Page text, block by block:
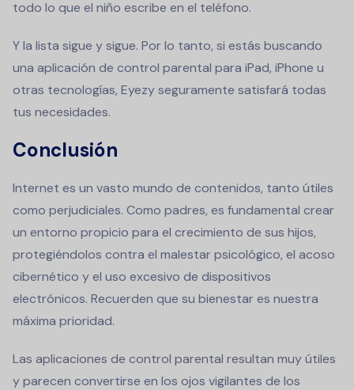
todo lo que el niño escribe en el teléfono.
Y la lista sigue y sigue. Por lo tanto, si estás buscando
una aplicación de control parental para iPad, iPhone u
otras tecnologías, Eyezy seguramente satisfará todas
tus necesidades.
Conclusión
Internet es un vasto mundo de contenidos, tanto útiles
como perjudiciales. Como padres, es fundamental crear
un entorno propicio para el crecimiento de sus hijos,
protegiéndolos contra el malestar psicológico, el acoso
cibernético y el uso excesivo de dispositivos
electrónicos. Recuerden que su bienestar es nuestra
máxima prioridad.
Las aplicaciones de control parental resultan muy útiles
y parecen convertirse en los ojos vigilantes de los